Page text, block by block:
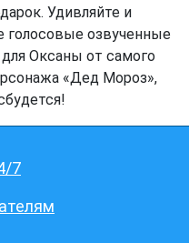
Удивляйте и
голосовые озвученные
Оксаны от самого
«Дед Мороз»,
7